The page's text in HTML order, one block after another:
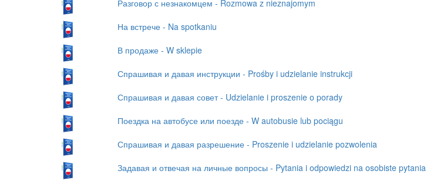
Разговор с незнакомцем - Rozmowa z nieznajomym
На встрече - Na spotkaniu
В продаже - W sklepie
Спрашивая и давая инструкции - Prośby i udzielanie instrukcji
Спрашивая и давая совет - Udzielanie i proszenie o porady
Поездка на автобусе или поезде - W autobusie lub pociągu
Спрашивая и давая разрешение - Proszenie i udzielanie pozwolenia
Задавая и отвечая на личные вопросы - Pytania i odpowiedzi na osobiste pytania